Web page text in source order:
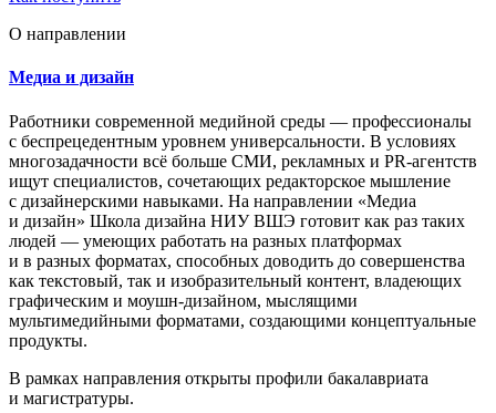
О направлении
Медиа и дизайн
Работники современной медийной среды — профессионалы
с беспрецедентным уровнем универсальности. В условиях
многозадачности всё больше СМИ, рекламных и PR-агентств
ищут специалистов, сочетающих редакторское мышление
с дизайнерскими навыками. На направлении «Медиа
и дизайн» Школа дизайна НИУ ВШЭ готовит как раз таких
людей — умеющих работать на разных платформах
и в разных форматах, способных доводить до совершенства
как текстовый, так и изобразительный контент, владеющих
графическим и моушн-дизайном, мыслящими
мультимедийными форматами, создающими концептуальные
продукты.
В рамках направления открыты профили бакалавриата
и магистратуры.